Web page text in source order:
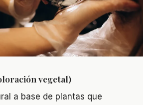
vegetal) Color natural a
vegetal)
a base de plantas que